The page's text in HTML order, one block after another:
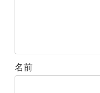
名前